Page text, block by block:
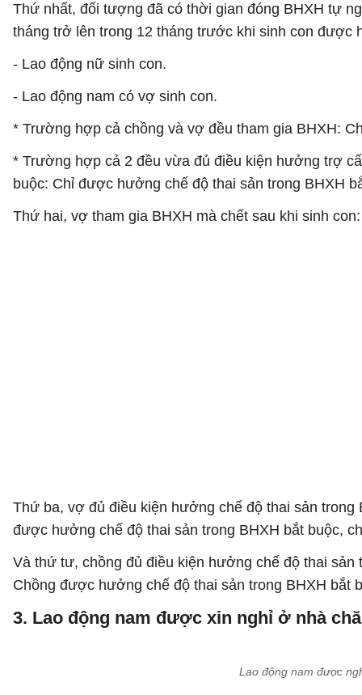
Thứ nhất, đối tượng đã có thời gian đóng BHXH tự
tháng trở lên trong 12 tháng trước khi sinh con
- Lao động nữ sinh con.
- Lao động nam có vợ sinh con.
* Trường hợp cả chồng và vợ đều tham gia BHXH:
* Trường hợp cả 2 đều vừa đủ điều kiện hưởng trợ
buộc: Chỉ được hưởng chế độ thai sản trong BHXH
Thứ hai, vợ tham gia BHXH mà chết sau khi sinh
Thứ ba, vợ đủ điều kiện hưởng chế độ thai sản
được hưởng chế độ thai sản trong BHXH bắt buộc,
Và thứ tư, chồng đủ điều kiện hưởng chế độ thai
Chồng được hưởng chế độ thai sản trong BHXH
3. Lao động nam được xin nghỉ ở nhà
Lao động nam được